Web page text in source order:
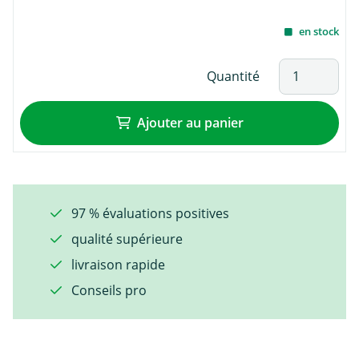
en stock
Quantité
Ajouter au panier
97 % évaluations positives
qualité supérieure
livraison rapide
Conseils pro